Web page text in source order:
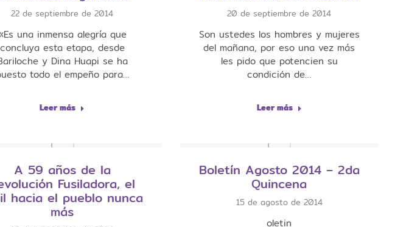
22 de septiembre de 2014
una inmensa alegría que
concluya esta etapa, desde
y Dina Huapi se ha
todo el empeño para…
Leer más
20 de septiembre de 2014
Son ustedes los hombres y mujeres
del mañana, por eso una vez más
les pido que potencien su
condición de…
Leer más
A 59 años de la
Fusiladora, el
hacia el pueblo nunca
más
Boletín Agosto 2014 – 2da
Quincena
15 de agosto de 2014
oletin